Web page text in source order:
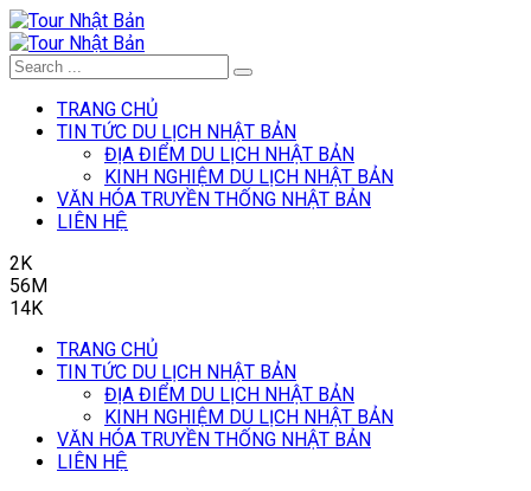
TRANG CHỦ
TIN TỨC DU LỊCH NHẬT BẢN
ĐỊA ĐIỂM DU LỊCH NHẬT BẢN
KINH NGHIỆM DU LỊCH NHẬT BẢN
VĂN HÓA TRUYỀN THỐNG NHẬT BẢN
LIÊN HỆ
2K
56M
14K
TRANG CHỦ
TIN TỨC DU LỊCH NHẬT BẢN
ĐỊA ĐIỂM DU LỊCH NHẬT BẢN
KINH NGHIỆM DU LỊCH NHẬT BẢN
VĂN HÓA TRUYỀN THỐNG NHẬT BẢN
LIÊN HỆ